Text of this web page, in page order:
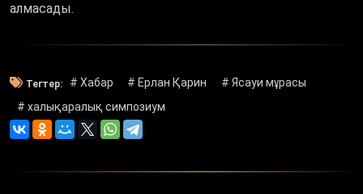
алмасады.
Тегтер: # Хабар # Ерлан Қарин
# Ясауи мұрасы
# халықаралық симпозиум